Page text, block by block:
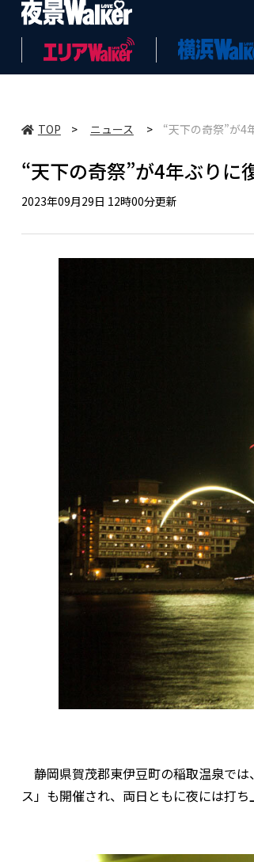
TOP > ニュース > “天下の奇祭”が4
“天下の奇祭”が4年ぶりに
2023年09月29日 12時00分更新
静岡県賀茂郡東伊豆町の稲取温泉で
ス」も開催され、両日ともに夜には打ち